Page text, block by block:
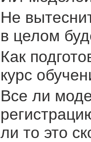
Не
в целом
Как
курс
Все ли
ли то это